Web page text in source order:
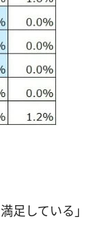
足している」